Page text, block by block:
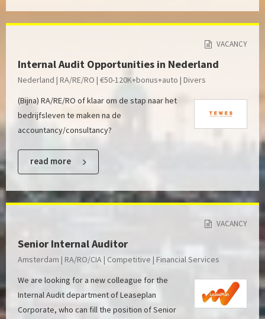
VACANCY
Internal Audit Opportunities in Nederland
Nederland | RA/RE/RO | €50-120K+bonus+auto | Divers
(Bijna) RA/RE/RO of klaar om de stap naar het
bedrijfsleven te maken na de
accountancy/consultancy?
read more
VACANCY
Senior Internal Auditor
Amsterdam | RA/RO/CIA | Competitive | Financial Services
We are looking for a new colleague for the
Internal Audit department of Leaseplan
Corporate, who can fill the position of Senior